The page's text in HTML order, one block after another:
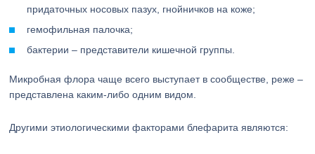
придаточных носовых пазух, гнойничков на коже;
гемофильная палочка;
бактерии – представители кишечной группы.
Микробная флора чаще всего выступает в сообществе, реже –
представлена каким-либо одним видом.
Другими этиологическими факторами блефарита являются: